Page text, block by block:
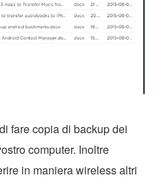
fare copia di backup dei
computer. Inoltre
in maniera wireless altri